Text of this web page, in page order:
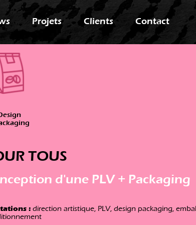
Projets Clients Contact
TOUS
d'une PLV + Packaging
: direction artistique, PLV, design packaging,